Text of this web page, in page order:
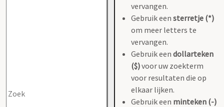
vervangen.
Gebruik een sterretje (*)
om meer letters te
vervangen.
Gebruik een dollarteken
($)voor uw zoekterm
voor resultaten die op
elkaar lijken.
Gebruik een minteken (-)